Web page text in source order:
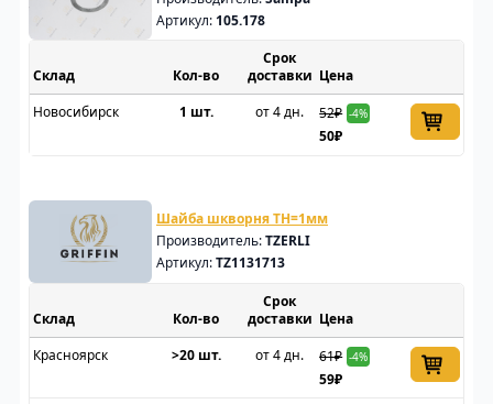
Артикул: 105.178
Склад
Срок
доставки Цена
Новосибирск
1 шт. от 4 дн. 52₽ -4%
50₽
Шайба шкворня TH=1мм
Производитель:TZERLI
Артикул:TZ1131713
Склад
Срок
доставки Цена
Красноярск
>20 шт. от 4 дн. 61₽ -4%
59₽